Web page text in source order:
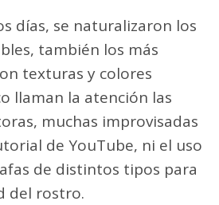
días, se naturalizaron los
también los más
texturas y colores
llaman la atención las
muchas improvisadas
de YouTube, ni el uso
de distintos tipos para
del rostro.